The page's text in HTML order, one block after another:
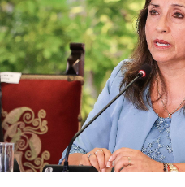
Iniciar sesión
Portada
¿Qué está pasando?
Sectores y Empresas
Management